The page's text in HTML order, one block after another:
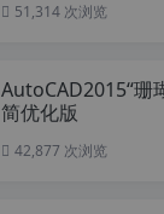
51,314 次浏览
AutoCAD2015“珊
简优化版
42,877 次浏览